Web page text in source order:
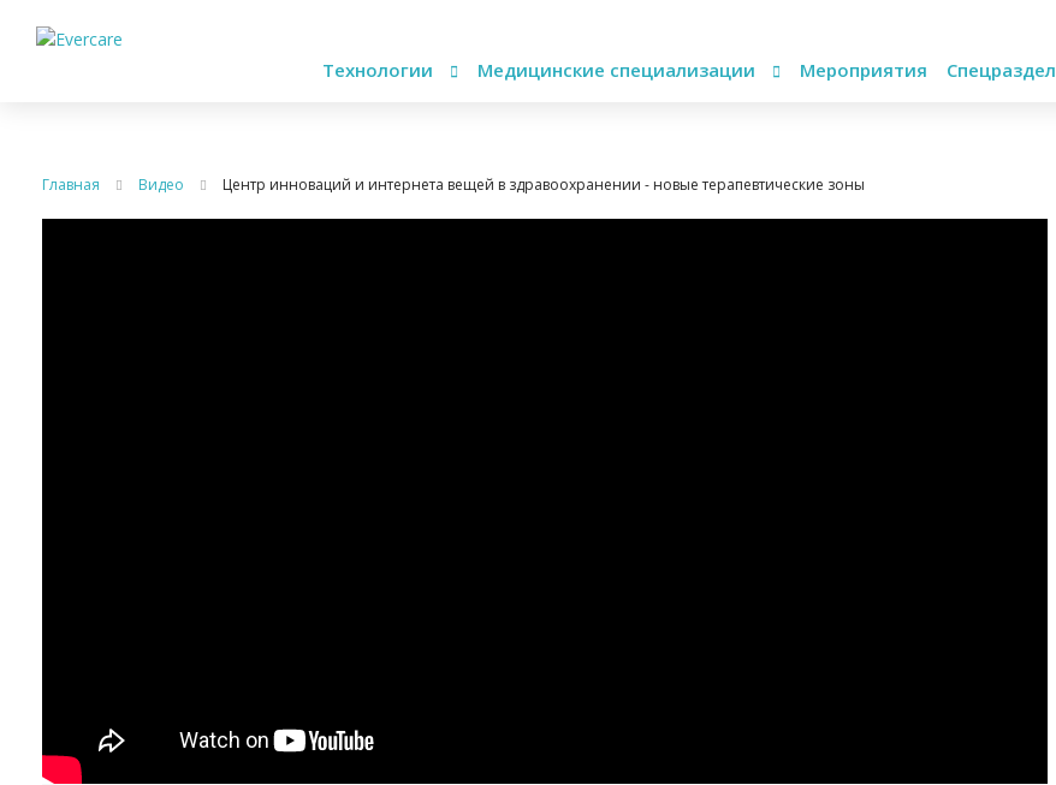
Технологии Медицинские специализации Мероприятия Спецраздел
Главная Видео Центр инноваций и интернета вещей в здравоохранении - новые терапевтические зоны